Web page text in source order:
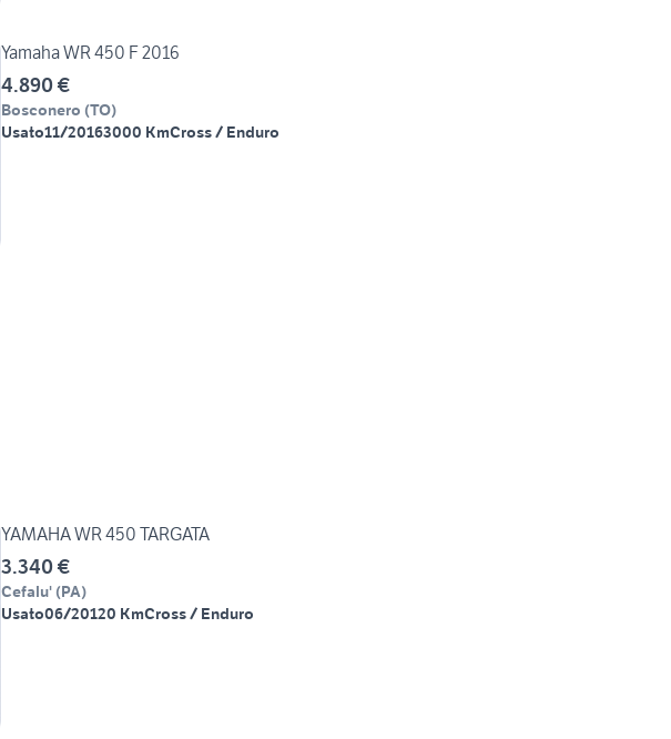
Yamaha WR 450 F 2016
4.890 €
Bosconero (TO)
Usato11/20163000 KmCross / Enduro
YAMAHA WR 450 TARGATA
3.340 €
Cefalu' (PA)
Usato06/20120 KmCross / Enduro